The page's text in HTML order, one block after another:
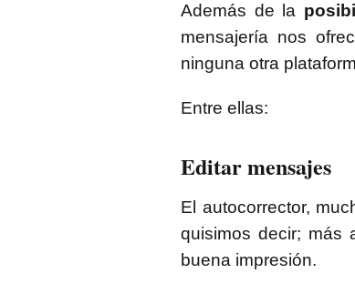
Además de la
mensajería nos
ninguna otra
Entre ellas:
Editar mensajes
El autocorrector,
quisimos decir; más
buena impresión.